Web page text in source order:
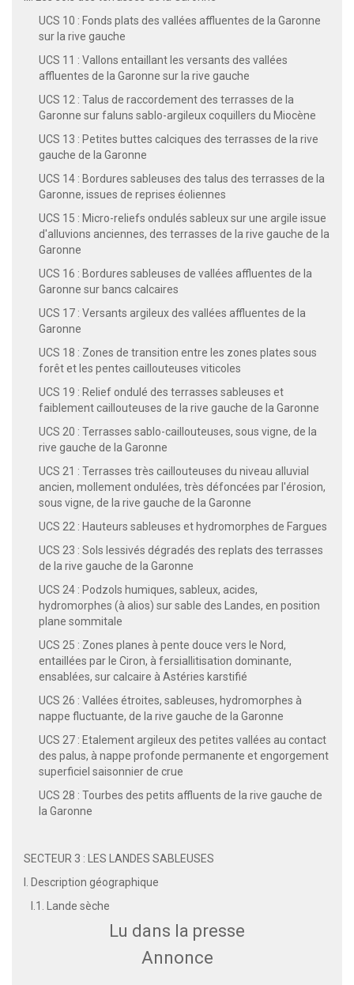
UCS 10 : Fonds plats des vallées affluentes de la Garonne
sur la rive gauche
UCS 11 : Vallons entaillant les versants des vallées
affluentes de la Garonne sur la rive gauche
UCS 12 : Talus de raccordement des terrasses de la
Garonne sur faluns sablo-argileux coquillers du Miocène
UCS 13 : Petites buttes calciques des terrasses de la rive
gauche de la Garonne
UCS 14 : Bordures sableuses des talus des terrasses de la
Garonne, issues de reprises éoliennes
UCS 15 : Micro-reliefs ondulés sableux sur une argile issue
d'alluvions anciennes, des terrasses de la rive gauche de la
Garonne
UCS 16 : Bordures sableuses de vallées affluentes de la
Garonne sur bancs calcaires
UCS 17 : Versants argileux des vallées affluentes de la
Garonne
UCS 18 : Zones de transition entre les zones plates sous
forêt et les pentes caillouteuses viticoles
UCS 19 : Relief ondulé des terrasses sableuses et
faiblement caillouteuses de la rive gauche de la Garonne
UCS 20 : Terrasses sablo-caillouteuses, sous vigne, de la
rive gauche de la Garonne
UCS 21 : Terrasses très caillouteuses du niveau alluvial
ancien, mollement ondulées, très défoncées par l'érosion,
sous vigne, de la rive gauche de la Garonne
UCS 22 : Hauteurs sableuses et hydromorphes de Fargues
UCS 23 : Sols lessivés dégradés des replats des terrasses
de la rive gauche de la Garonne
UCS 24 : Podzols humiques, sableux, acides,
hydromorphes (à alios) sur sable des Landes, en position
plane sommitale
UCS 25 : Zones planes à pente douce vers le Nord,
entaillées par le Ciron, à fersiallitisation dominante,
ensablées, sur calcaire à Astéries karstifié
UCS 26 : Vallées étroites, sableuses, hydromorphes à
nappe fluctuante, de la rive gauche de la Garonne
UCS 27 : Etalement argileux des petites vallées au contact
des palus, à nappe profonde permanente et engorgement
superficiel saisonnier de crue
UCS 28 : Tourbes des petits affluents de la rive gauche de
la Garonne
SECTEUR 3 : LES LANDES SABLEUSES
I. Description géographique
I.1. Lande sèche
Lu dans la presse
Annonce